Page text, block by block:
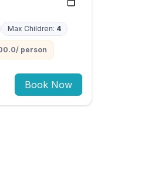
Max Children: 4
person
Book Now